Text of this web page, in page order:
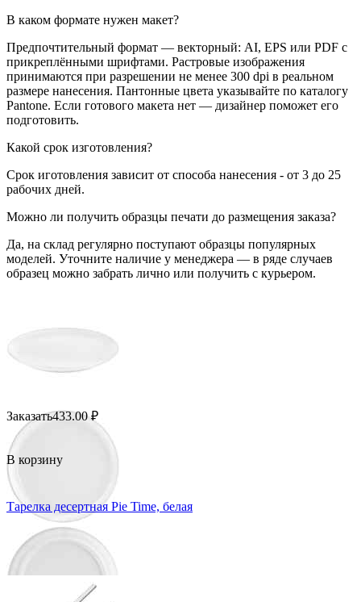
В каком формате нужен макет?
Предпочтительный формат — векторный: AI, EPS или PDF с
прикреплёнными шрифтами. Растровые изображения
принимаются при разрешении не менее 300 dpi в реальном
размере нанесения. Пантонные цвета указывайте по каталогу
Pantone. Если готового макета нет — дизайнер поможет его
подготовить.
Какой срок изготовления?
Срок иготовления зависит от способа нанесения - от 3 до 25
рабочих дней.
Можно ли получить образцы печати до размещения заказа?
Да, на склад регулярно поступают образцы популярных
моделей. Уточните наличие у менеджера — в ряде случаев
образец можно забрать лично или получить с курьером.
Заказать433.00 ₽
В корзину
Тарелка десертная Pie Time, белая